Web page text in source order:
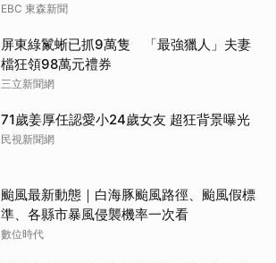
EBC 東森新聞
屏東綠鬣蜥已抓9萬隻 「最強獵人」夫妻
檔狂領98萬元禮券
三立新聞網
71歲姜厚任認愛小24歲女友 超狂背景曝光
民視新聞網
颱風最新動態｜白海豚颱風路徑、颱風假標
準、各縣市暴風侵襲機率一次看
數位時代